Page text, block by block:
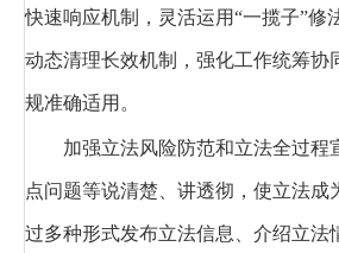
快速响应机制，灵活运用“一揽子”
动态清理长效机制，强化工作统筹
规准确适用。
加强立法风险防范和立法全过程
点问题等说清楚、讲透彻，使立法
过多种形式发布立法信息、介绍立法